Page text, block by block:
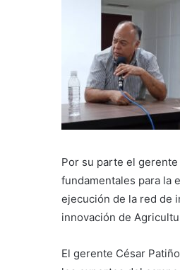
Por su parte el
fundamentales para la
ejecución de la red de
innovación de
El gerente César